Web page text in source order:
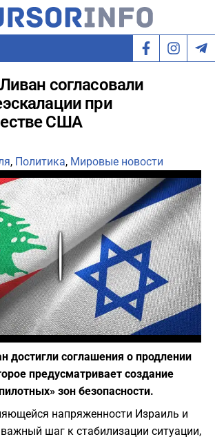
согласовали
при
США
, Политика, Мировые новости
Play
Фото: Depositphotos
достигли соглашения о продлении
предусматривает создание
зон безопасности.
напряженности Израиль и
шаг к стабилизации ситуации,